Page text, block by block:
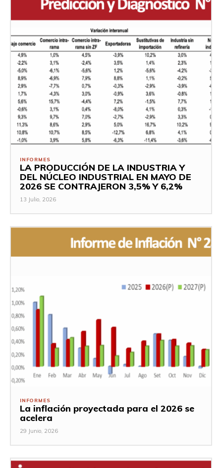
INFORMES
LA PRODUCCIÓN DE LA INDUSTRIA Y
DEL NÚCLEO INDUSTRIAL EN MAYO DE
2026 SE CONTRAJERON 3,5% Y 6,2%
13 Julio, 2026
INFORMES
La inflación proyectada para el 2026 se
acelera
29 Junio, 2026